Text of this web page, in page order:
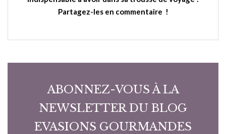
Partagez-les en commentaire !
ABONNEZ-VOUS À LA
NEWSLETTER DU BLOG
EVASIONS GOURMANDES